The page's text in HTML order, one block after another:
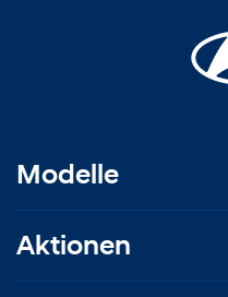
Modelle
Aktionen